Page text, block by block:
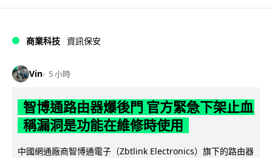
商業科技 資訊保安
Vin 5 小時
智博通路由器爆後門 官方緊急下架止血
稱漏洞是功能在維修時使用
中國網通廠商智博通電子（Zbtlink Electronics）旗下的路由器